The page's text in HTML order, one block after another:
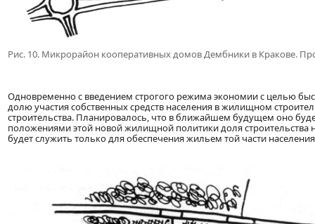
Рис. 10. Микрорайон кооперативных домов Дембники в Кракове.
Одновременно с введением строгого режима экономии с целью
долю участия собственных средств населения в жилищном
строительства. Планировалось, что в ближайшем будущем оно
положениями этой новой жилищной политики доля строительства
будет служить только для обеспечения жильем той части